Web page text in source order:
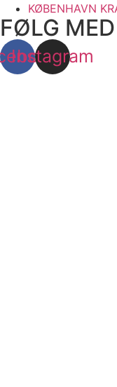
KØBENHAVN
FØLG
Instagram